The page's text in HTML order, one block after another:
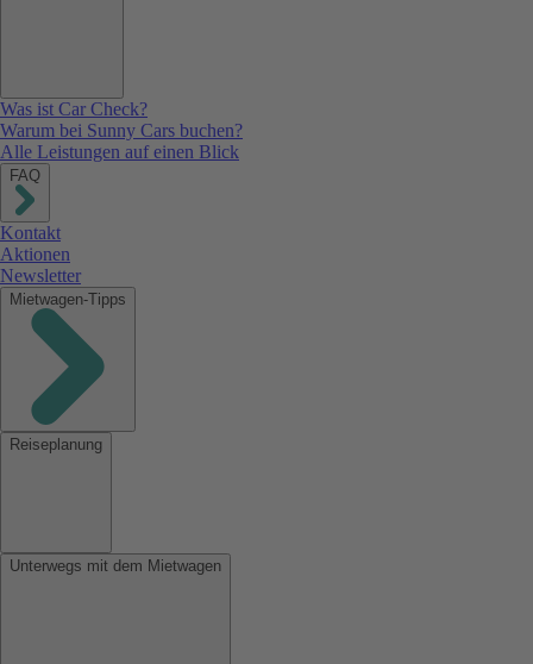
Was ist Car Check?
Warum bei Sunny Cars buchen?
Alle Leistungen auf einen Blick
FAQ
Kontakt
Aktionen
Newsletter
Mietwagen-Tipps
Reiseplanung
Unterwegs mit dem Mietwagen